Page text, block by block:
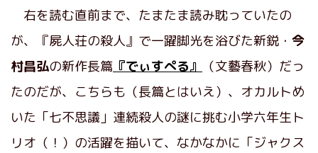
右を読む直前まで、たまたま読み耽っていたの
が、『屍人荘の殺人』で一躍脚光を浴びた新鋭・ 今
村昌弘の新作長篇 『でぃすぺる』
（文藝春秋）だっ
たのだが、こちらも（長篇とはいえ）、オカルトめ
いた「七不思議」連続殺人の謎に挑む小学六年生ト
リオ（！）の活躍を描いて、なかなかに「ジャクス